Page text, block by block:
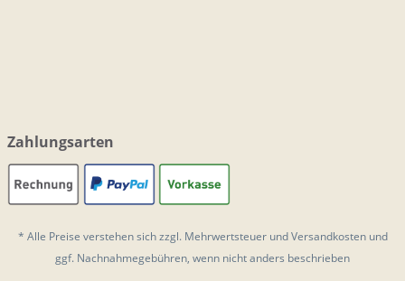
Zahlungsarten
* Alle Preise verstehen sich zzgl. Mehrwertsteuer undVersandkostenund
ggf. Nachnahmegebühren, wenn nicht anders beschrieben